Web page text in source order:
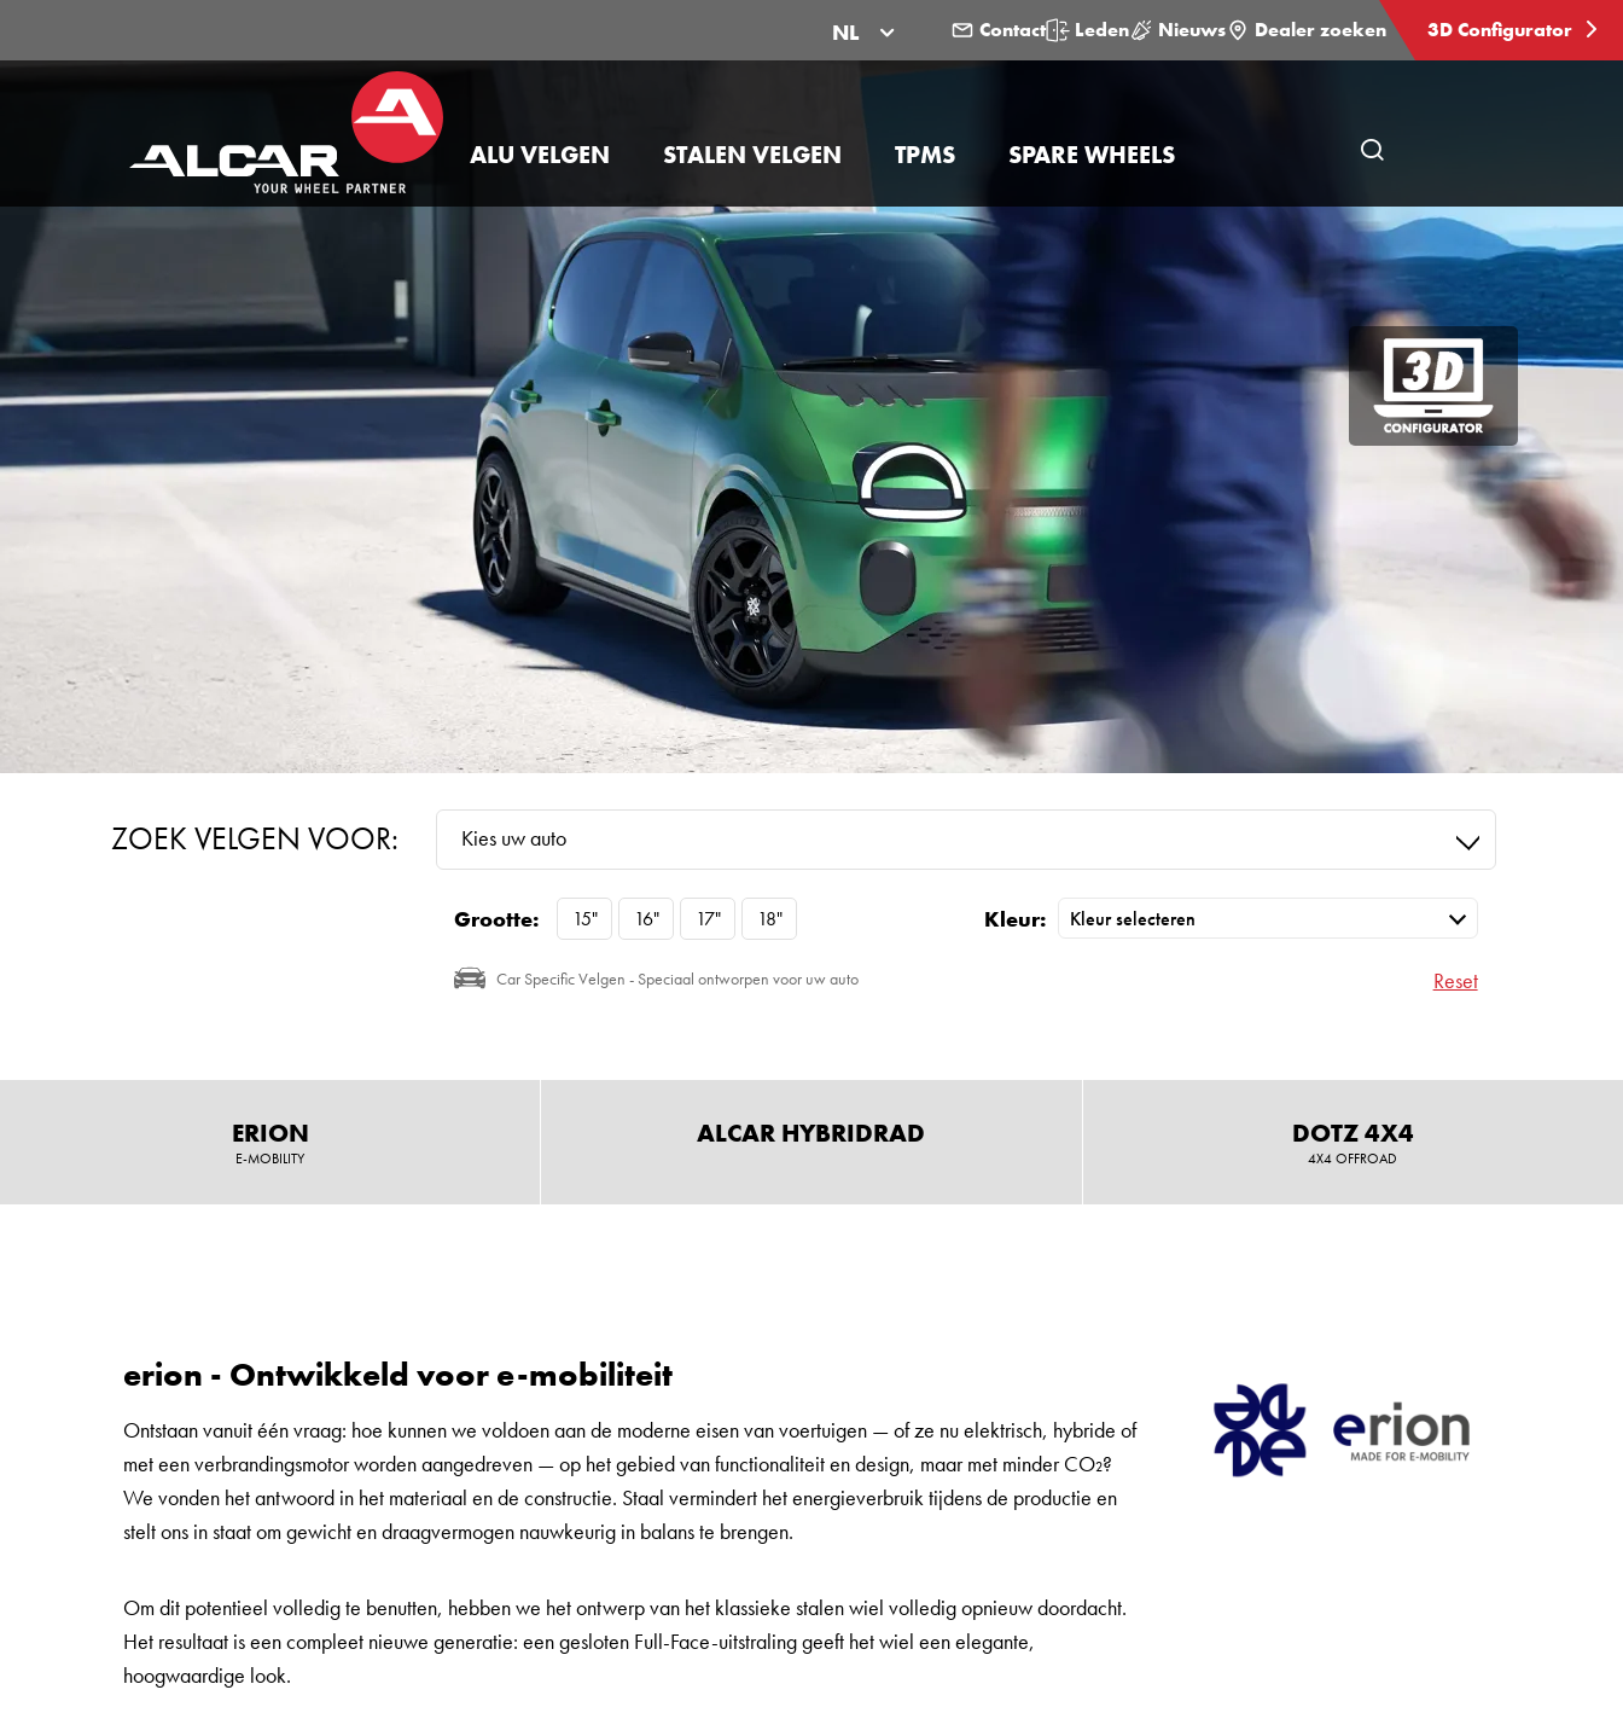
NL Contact Leden Nieuws Dealer zoeken 3D Configurator
ALU VELGEN STALEN VELGEN TPMS SPARE WHEELS
pagina
zoeken
3D
Configurator
ZOEK VELGEN VOOR: Kies uw auto
Grootte: 15" 16" 17" 18" Kleur:
Car Specific Velgen - Speciaal ontworpen voor uw auto Reset
ERION
E-MOBILITY
ALCAR HYBRIDRAD DOTZ 4X4
4X4 OFFROAD
erion - Ontwikkeld voor e-mobiliteit
Ontstaan vanuit één vraag: hoe kunnen we voldoen aan de moderne eisen van voertuigen — of ze nu elektrisch, hybride of
met een verbrandingsmotor worden aangedreven — op het gebied van functionaliteit en design, maar met minder CO₂?
We vonden het antwoord in het materiaal en de constructie. Staal vermindert het energieverbruik tijdens de productie en
stelt ons in staat om gewicht en draagvermogen nauwkeurig in balans te brengen.
Om dit potentieel volledig te benutten, hebben we het ontwerp van het klassieke stalen wiel volledig opnieuw doordacht.
Het resultaat is een compleet nieuwe generatie: een gesloten Full-Face-uitstraling geeft het wiel een elegante,
hoogwaardige look.